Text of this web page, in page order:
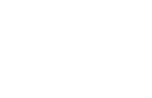
ou
!